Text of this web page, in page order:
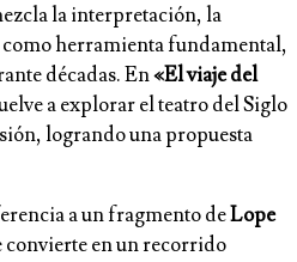
la interpretación, la
herramienta fundamental,
décadas. En«El viaje del
a explorar el teatro del Siglo
logrando una propuesta
a un fragmento deLope
convierte en un recorrido